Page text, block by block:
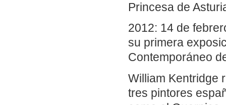
Princesa de
2012: 14 de
su primera
Contemporáneo
William Kentridge
tres pintores